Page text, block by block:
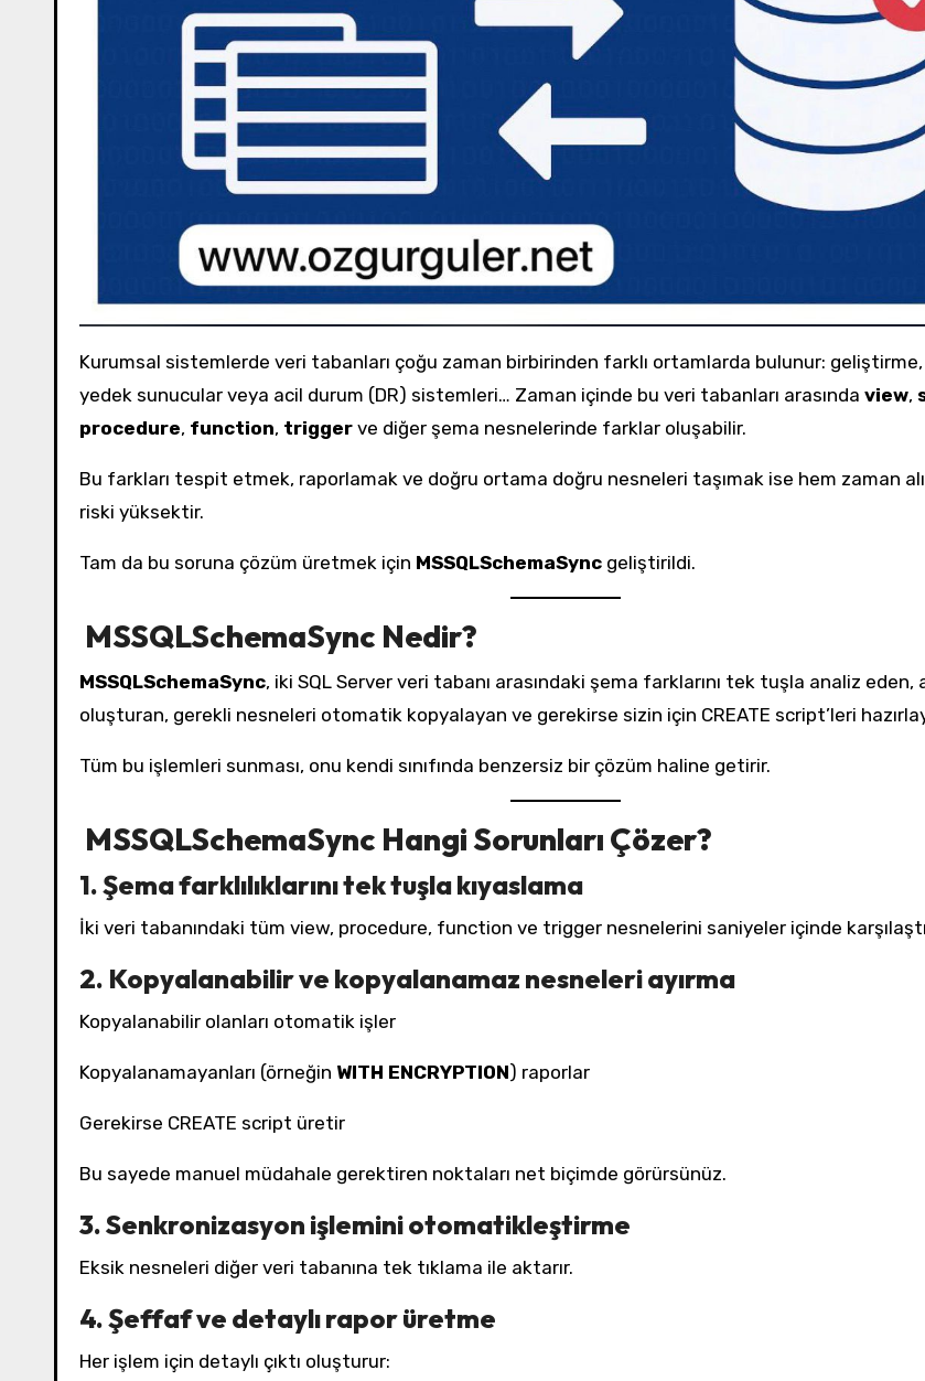
Kurumsal sistemlerde veri tabanları çoğu zaman birbirinden farklı ortamlarda bulunur: geliştirme, test, üretim,
yedek sunucular veya acil durum (DR) sistemleri… Zaman içinde bu veri tabanları arasında view,
procedure, function, trigger ve diğer şema nesnelerinde farklar oluşabilir.
Bu farkları tespit etmek, raporlamak ve doğru ortama doğru nesneleri taşımak ise hem zaman
riski yüksektir.
Tam da bu soruna çözüm üretmek için MSSQLSchemaSync geliştirildi.
MSSQLSchemaSync Nedir?
MSSQLSchemaSync, iki SQL Server veri tabanı arasındaki şema farklarını tek tuşla analiz eden,
oluşturan, gerekli nesneleri otomatik kopyalayan ve gerekirse sizin için CREATE script’leri
Tüm bu işlemleri sunması, onu kendi sınıfında benzersiz bir çözüm haline getirir.
MSSQLSchemaSync Hangi Sorunları Çözer?
1. Şema farklılıklarını tek tuşla kıyaslama
İki veri tabanındaki tüm view, procedure, function ve trigger nesnelerini saniyeler içinde
2. Kopyalanabilir ve kopyalanamaz nesneleri ayırma
Kopyalanabilir olanları otomatik işler
Kopyalanamayanları (örneğin WITH ENCRYPTION) raporlar
Gerekirse CREATE script üretir
Bu sayede manuel müdahale gerektiren noktaları net biçimde görürsünüz.
3. Senkronizasyon işlemini otomatikleştirme
Eksik nesneleri diğer veri tabanına tek tıklama ile aktarır.
4. Şeffaf ve detaylı rapor üretme
Her işlem için detaylı çıktı oluşturur: